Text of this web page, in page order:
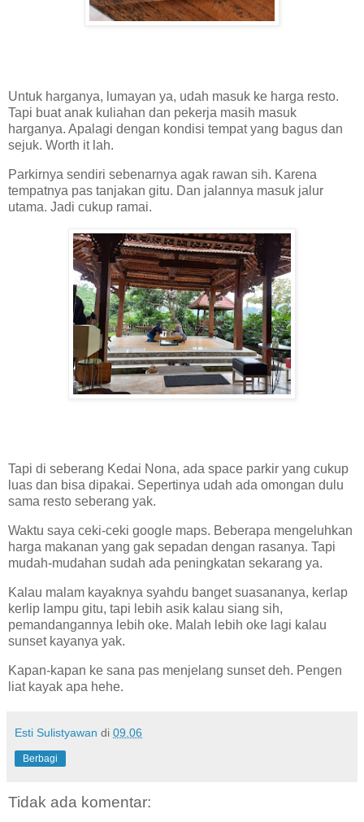
Untuk harganya, lumayan ya, udah masuk ke harga resto.
Tapi buat anak kuliahan dan pekerja masih masuk
harganya. Apalagi dengan kondisi tempat yang bagus dan
sejuk. Worth it lah.
Parkirnya sendiri sebenarnya agak rawan sih. Karena
tempatnya pas tanjakan gitu. Dan jalannya masuk jalur
utama. Jadi cukup ramai.
Tapi di seberang Kedai Nona, ada space parkir yang cukup
luas dan bisa dipakai. Sepertinya udah ada omongan dulu
sama resto seberang yak.
Waktu saya ceki-ceki google maps. Beberapa mengeluhkan
harga makanan yang gak sepadan dengan rasanya. Tapi
mudah-mudahan sudah ada peningkatan sekarang ya.
Kalau malam kayaknya syahdu banget suasananya, kerlap
kerlip lampu gitu, tapi lebih asik kalau siang sih,
pemandangannya lebih oke. Malah lebih oke lagi kalau
sunset kayanya yak.
Kapan-kapan ke sana pas menjelang sunset deh. Pengen
liat kayak apa hehe.
Esti Sulistyawan di 09.06
Berbagi
Tidak ada komentar: